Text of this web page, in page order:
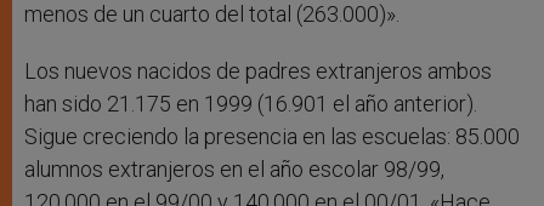
menos de un cuarto del total (263.000)».
Los nuevos nacidos de padres extranjeros ambos
han sido 21.175 en 1999 (16.901 el año anterior).
Sigue creciendo la presencia en las escuelas: 85.000
alumnos extranjeros en el año escolar 98/99,